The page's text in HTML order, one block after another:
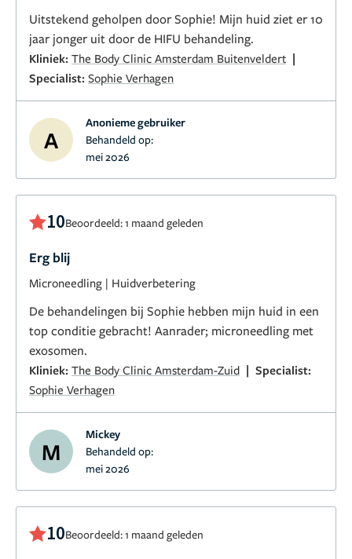
Uitstekend geholpen door Sophie! Mijn huid ziet er 10
jaar jonger uit door de HIFU behandeling.
Kliniek: The Body Clinic Amsterdam Buitenveldert |
Specialist: Sophie Verhagen
A
Anonieme gebruiker
Behandeld op:
mei 2026
10Beoordeeld: 1 maand geleden
Erg blij
Microneedling | Huidverbetering
De behandelingen bij Sophie hebben mijn huid in een
top conditie gebracht! Aanrader; microneedling met
exosomen.
Kliniek: The Body Clinic Amsterdam-Zuid | Specialist:
Sophie Verhagen
M
Mickey
Behandeld op:
mei 2026
10Beoordeeld: 1 maand geleden